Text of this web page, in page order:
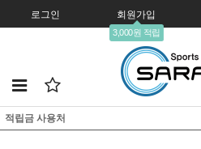
로그인 회원가입
3,000원 적립
적립금 사용처